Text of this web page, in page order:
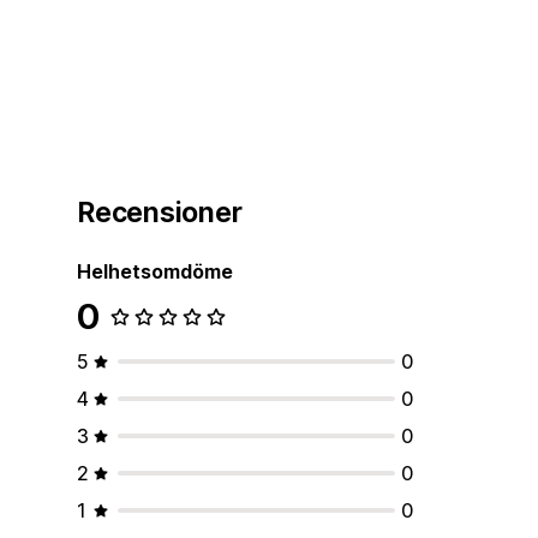
Recensioner
Helhetsomdöme
0
5
0
4
0
3
0
2
0
1
0